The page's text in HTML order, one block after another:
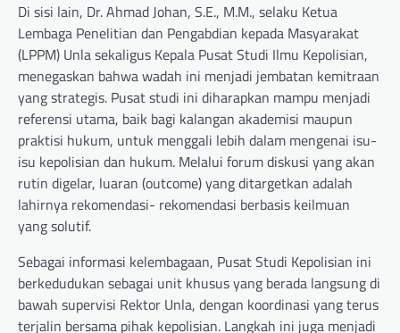
Di sisi lain, Dr. Ahmad Johan, S.E., M.M., selaku Ketua
Lembaga Penelitian dan Pengabdian kepada Masyarakat
(LPPM) Unla sekaligus Kepala Pusat Studi Ilmu Kepolisian,
menegaskan bahwa wadah ini menjadi jembatan kemitraan
yang strategis. Pusat studi ini diharapkan mampu menjadi
referensi utama, baik bagi kalangan akademisi maupun
praktisi hukum, untuk menggali lebih dalam mengenai isu-
isu kepolisian dan hukum. Melalui forum diskusi yang akan
rutin digelar, luaran (outcome) yang ditargetkan adalah
lahirnya rekomendasi- rekomendasi berbasis keilmuan
yang solutif.
Sebagai informasi kelembagaan, Pusat Studi Kepolisian ini
berkedudukan sebagai unit khusus yang berada langsung di
bawah supervisi Rektor Unla, dengan koordinasi yang terus
terjalin bersama pihak kepolisian. Langkah ini juga menjadi